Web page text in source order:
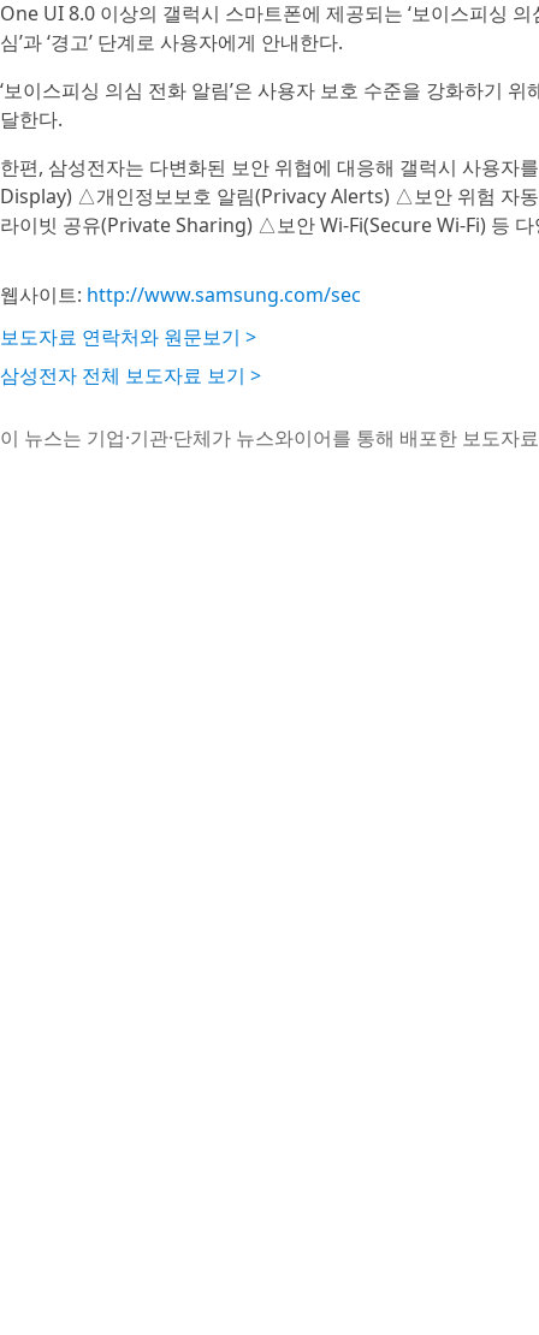
One UI 8.0 이상의 갤럭시 스마트폰에 제공되는 ‘보이스피싱
심’과 ‘경고’ 단계로 사용자에게 안내한다.
‘보이스피싱 의심 전화 알림’은 사용자 보호 수준을 강화하기
달한다.
한편, 삼성전자는 다변화된 보안 위협에 대응해 갤럭시 사용
Display) △개인정보보호 알림(Privacy Alerts) △보안 위험
라이빗 공유(Private Sharing) △보안 Wi-Fi(Secure Wi-Fi) 등
웹사이트: http://www.samsung.com/sec
보도자료 연락처와 원문보기 >
삼성전자 전체 보도자료 보기 >
이 뉴스는 기업·기관·단체가 뉴스와이어를 통해 배포한 보도자